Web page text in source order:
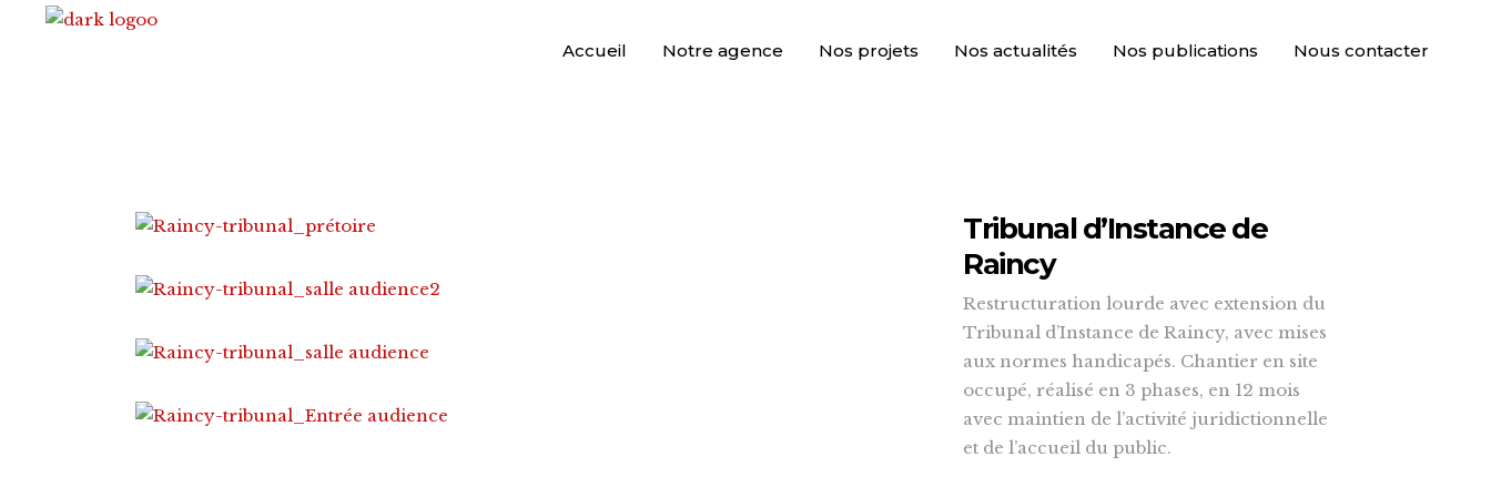
Accueil Notre agence Nos projets Nos actualités Nos publications Nous contacter
Tribunal d’Instance de
Raincy
Restructuration lourde avec extension du
Tribunal d’Instance de Raincy, avec mises
aux normes handicapés. Chantier en site
occupé, réalisé en 3 phases, en 12 mois
avec maintien de l’activité juridictionnelle
et de l’accueil du public.